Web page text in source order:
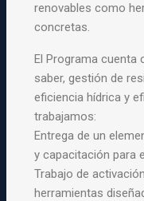
renovables como
concretas.
El Programa cuenta
saber, gestión de
eficiencia hídrica y
trabajamos:
Entrega de un
y capacitación para
Trabajo de
herramientas